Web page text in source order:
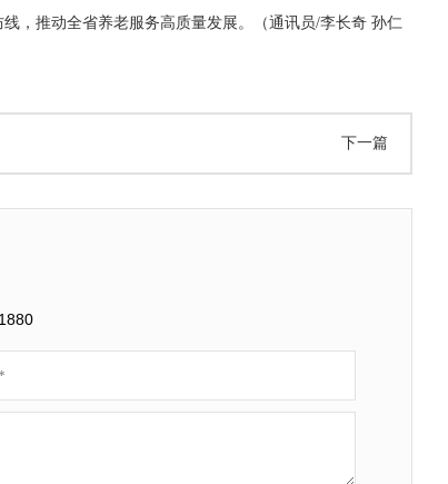
，推动全省养老服务高质量发展。（通讯员/李长奇 孙仁
下一篇